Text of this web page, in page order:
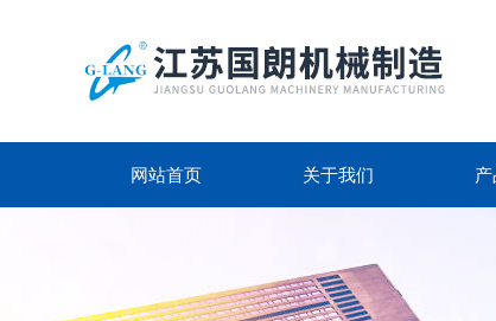
网站首页 关于我们